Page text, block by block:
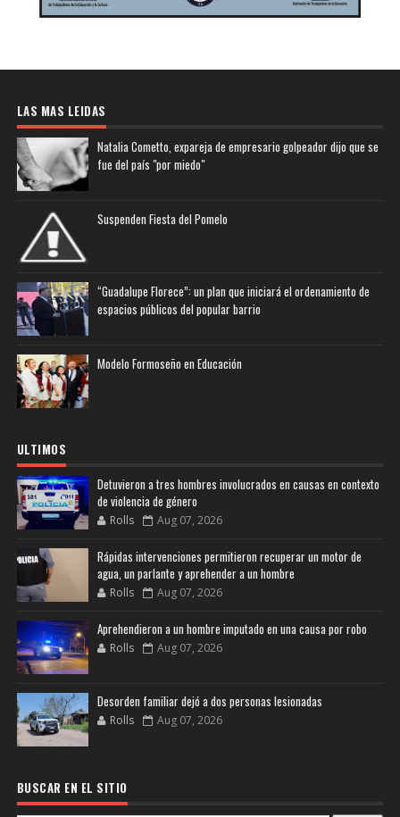
LAS MAS LEIDAS
Natalia Cometto, expareja de empresario golpeador dijo que se
fue del país "por miedo"
Suspenden Fiesta del Pomelo
“Guadalupe Florece”: un plan que iniciará el ordenamiento de
espacios públicos del popular barrio
Modelo Formoseño en Educación
ULTIMOS
Detuvieron a tres hombres involucrados en causas en contexto
de violencia de género
Rolls Aug 07, 2026
Rápidas intervenciones permitieron recuperar un motor de
agua, un parlante y aprehender a un hombre
Rolls Aug 07, 2026
Aprehendieron a un hombre imputado en una causa por robo
Rolls Aug 07, 2026
Desorden familiar dejó a dos personas lesionadas
Rolls Aug 07, 2026
BUSCAR EN EL SITIO